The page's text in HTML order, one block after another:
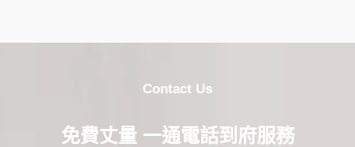
Contact Us
免費丈量 一通電話到府服務